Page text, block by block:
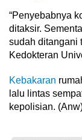
“Penyebabnya
ditaksir.
sudah ditangani
Kedokteran
Kebakaran
lalu lintas
kepolisian.